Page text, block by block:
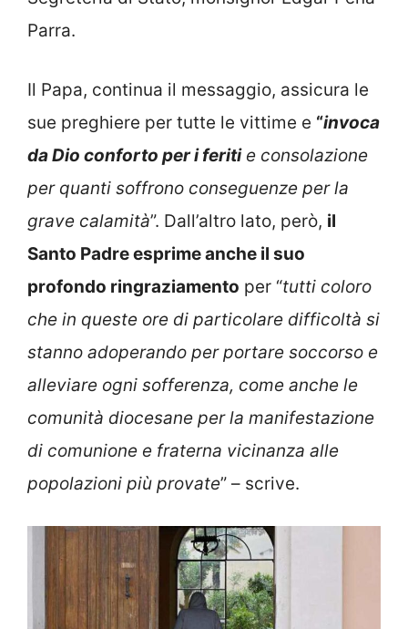
Parra.
Il Papa, continua il messaggio, assicura le
sue preghiere per tutte le vittime e “invoca
da Dio conforto per i feritie consolazione
per quanti soffrono conseguenze per la
grave calamità”. Dall’altro lato, però, il
Santo Padre esprime anche il suo
profondo ringraziamento per “tutti coloro
che in queste ore di particolare difficoltà si
stanno adoperando per portare soccorso e
alleviare ogni sofferenza, come anche le
comunità diocesane per la manifestazione
di comunione e fraterna vicinanza alle
popolazioni più provate” – scrive.